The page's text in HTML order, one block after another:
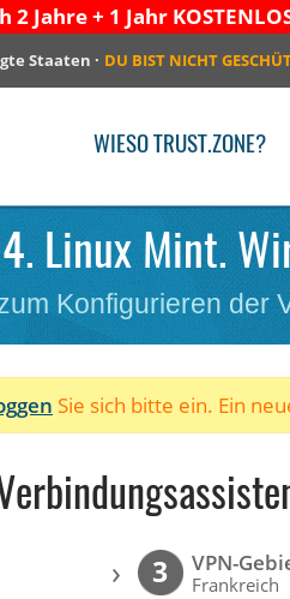
2 Jahre + 1 Jahr
Staaten · DU BIST NICHT
WIESO TRUST.ZONE?
Linux Mint.
Konfigurieren der
Sie sich bitte ein. Ein
› 3 VPN-
Frankreich